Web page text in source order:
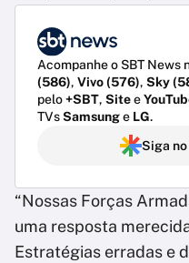
Acompanhe o SBT News
(586), Vivo (576), Sky
pelo+SBT, Sitee
TVsSamsunge LG.
Siga
“Nossas Forças
uma resposta
Estratégias erradas e